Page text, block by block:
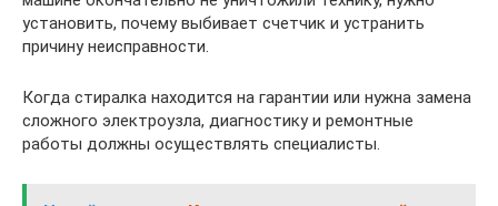
установить, почему выбивает счетчик и устранить
причину неисправности.
Когда стиралка находится на гарантии или нужна замена
сложного электроузла, диагностику и ремонтные
работы должны осуществлять специалисты.